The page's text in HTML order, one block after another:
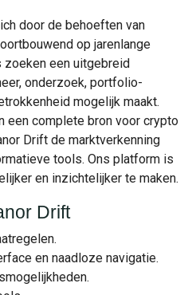
door de behoeften van
op jarenlange
zoeken een uitgebreid
onderzoek, portfolio-
mogelijk maakt.
een complete bron voor crypto
Drift de marktverkenning
tools. Ons platform is
en inzichtelijker te maken.
Drift
en naadloze navigatie.